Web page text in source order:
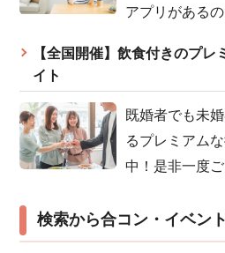
アプリがある
【全国開催】飲食付きのプ
イト
既婚者でも未
るプレミアム
中！是非一度ご
検索から合コン・イベン